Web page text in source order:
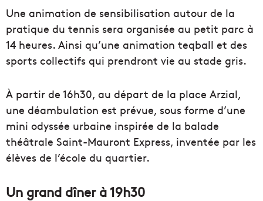
Une animation de sensibilisation autour de la
pratique du tennis sera organisée au petit parc à
14 heures. Ainsi qu’une animation teqball et des
sports collectifs qui prendront vie au stade gris.
À partir de 16h30, au départ de la place Arzial,
une déambulation est prévue, sous forme d’une
mini odyssée urbaine inspirée de la balade
théâtrale Saint-Mauront Express, inventée par les
élèves de l’école du quartier.
Un grand dîner à 19h30